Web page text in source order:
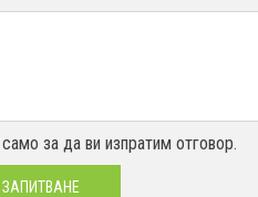
за да ви изпратим отговор.
ЗАПИТВАНЕ